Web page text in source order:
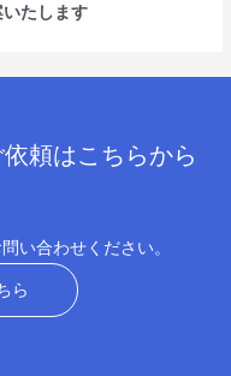
たします
頼はこちらから
い合わせください。
ら